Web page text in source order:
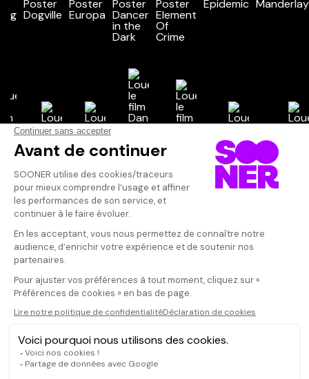
Vos avis
Donnez votre avis
Votre note
Votre commentaire
Il faut vous connecter pour
publier un avis
CONNEXION